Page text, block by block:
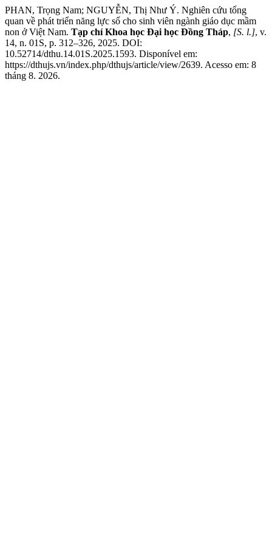
PHAN, Trọng Nam; NGUYỄN, Thị Như Ý. Nghiên cứu tổng
quan về phát triển năng lực số cho sinh viên ngành giáo dục mầm
non ở Việt Nam. Tạp chí Khoa học Đại học Đồng Tháp, [S. l.], v.
14, n. 01S, p. 312–326, 2025. DOI:
10.52714/dthu.14.01S.2025.1593. Disponível em:
https://dthujs.vn/index.php/dthujs/article/view/2639. Acesso em: 8
tháng 8. 2026.